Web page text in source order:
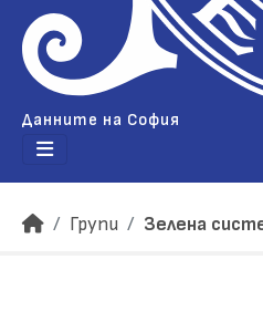
Данните на София
Групи Зелена